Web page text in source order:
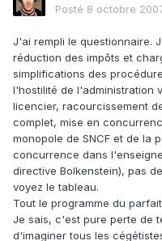
Posté 8 octobre
J'ai rempli le questionnaire.
réduction des impôts et
simplifications des
l'hostilité de l'administration
licencier, racourcissement
complet, mise en
monopole de SNCF et de la
concurrence dans
directive Bolkenstein), pas
voyez le tableau.
Tout le programme du
Je sais, c'est pure perte de
d'imaginer tous les